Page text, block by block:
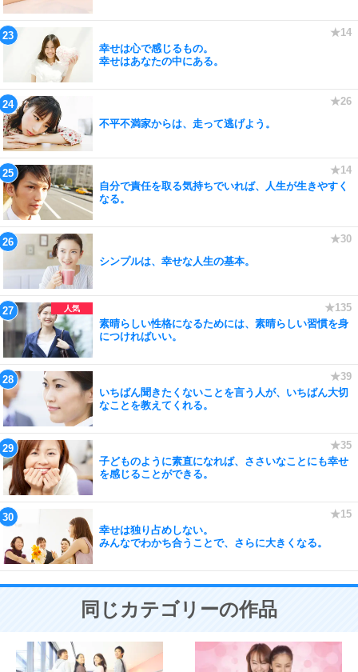
幸せは心で感じるもの。
幸せはあなたの中にある。
不平不満家からは、走って逃げよう。
自分で責任を取る気持ちでいれば、人生が生きやすく
なる。
シンプルは、幸せな人生の基本。
素晴らしい性格になるためには、素晴らしい習慣を身
につければいい。
いちばん聞きたくないことを言う人が、いちばん大切
なことを教えてくれる。
子どものように素直になれば、ささいなことにも幸せ
を感じることができる。
幸せは独り占めしない。
みんなでわかち合うことで、さらに大きくなる。
同じカテゴリーの作品